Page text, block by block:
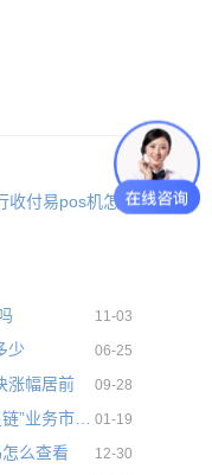
收付易pos机怎么样
11-03
少 06-25
涨幅居前 09-28
01-19
么查看 12-30